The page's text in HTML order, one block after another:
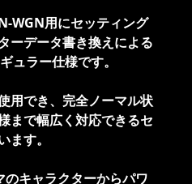
WGN用にセッティング
ーデータ書き換えによる
ュラー仕様です。
用でき、完全ノーマル状
まで幅広く対応できるセ
ます。
キャラクターからパワ